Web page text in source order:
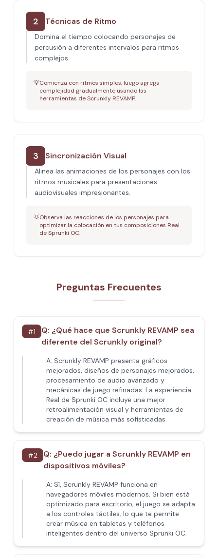
2 Técnicas de Ritmo
Domina el tiempo colocando personajes de
percusión a diferentes intervalos para ritmos
complejos.
💡Comienza con ritmos simples, luego agrega
complejidad gradualmente usando las
herramientas de Scrunkly REVAMP.
3 Sincronización Visual
Alinea las animaciones de los personajes con los
ritmos musicales para presentaciones
audiovisuales impresionantes.
💡Observa las reacciones de los personajes para
optimizar la colocación en tus composiciones Real
de Sprunki OC.
Preguntas Frecuentes
#1 Q: ¿Qué hace que Scrunkly REVAMP sea
diferente del Scrunkly original?
A: Scrunkly REVAMP presenta gráficos
mejorados, diseños de personajes mejorados,
procesamiento de audio avanzado y
mecánicas de juego refinadas. La experiencia
Real de Sprunki OC incluye una mejor
retroalimentación visual y herramientas de
creación de música más sofisticadas.
#2 Q: ¿Puedo jugar a Scrunkly REVAMP en
dispositivos móviles?
A: Sí, Scrunkly REVAMP funciona en
navegadores móviles modernos. Si bien está
optimizado para escritorio, el juego se adapta
a los controles táctiles, lo que te permite
crear música en tabletas y teléfonos
inteligentes dentro del universo Sprunki OC.